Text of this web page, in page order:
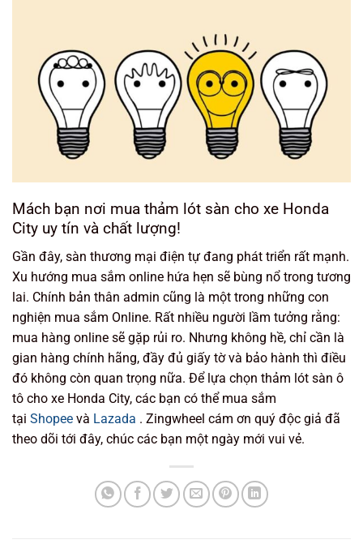
Mách bạn nơi mua thảm lót sàn cho xe Honda
City uy tín và chất lượng!
Gần đây, sàn thương mại điện tự đang phát triển rất mạnh.
Xu hướng mua sắm online hứa hẹn sẽ bùng nổ trong tương
lai. Chính bản thân admin cũng là một trong những con
nghiện mua sắm Online. Rất nhiều người lầm tưởng rằng:
mua hàng online sẽ gặp rủi ro. Nhưng không hề, chỉ cần là
gian hàng chính hãng, đầy đủ giấy tờ và bảo hành thì điều
đó không còn quan trọng nữa. Để lựa chọn thảm lót sàn ô
tô cho xe Honda City, các bạn có thể mua sắm
tại Shopee và Lazada . Zingwheel cám ơn quý độc giả đã
theo dõi tới đây, chúc các bạn một ngày mới vui vẻ.